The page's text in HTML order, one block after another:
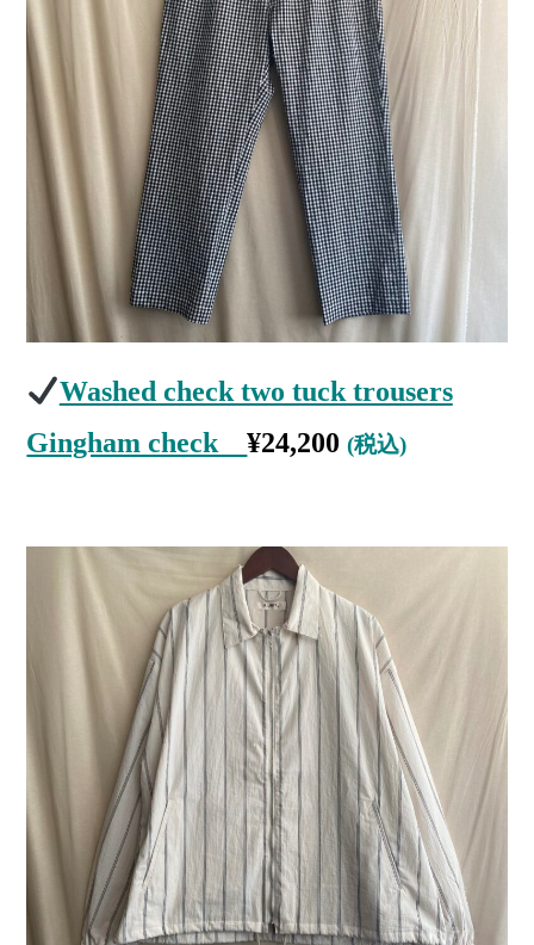
Washed check two tuck trousers
Gingham check¥24,200 (税込)